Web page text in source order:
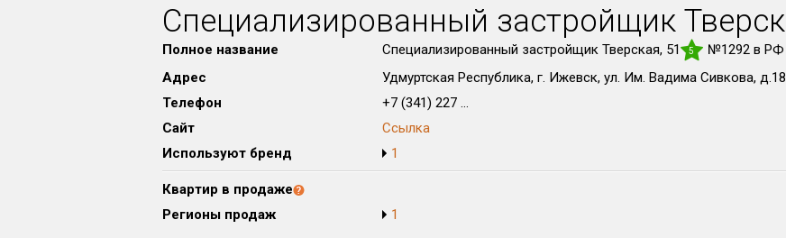
Специализированный застройщик
Полное название
Специализированный застройщик Тверская, 51 5
№1292 в РФ
Адрес
Удмуртская Республика, г. Ижевск, ул. Им. Вадима Сивкова,
Телефон
+7 (341) 227 ...
Сайт
Ссылка
Используют бренд
1
Квартир в продаже
Регионы продаж
1